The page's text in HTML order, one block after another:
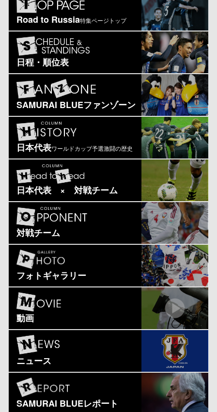
Road to Russia特集ページトップ
日程・順位表
SAMURAI BLUEファンゾーン
日本代表ワールドカップ予選激闘の歴史
日本代表 × 対戦チーム
対戦チーム
フォトギャラリー
動画
ニュース
SAMURAI BLUEレポート